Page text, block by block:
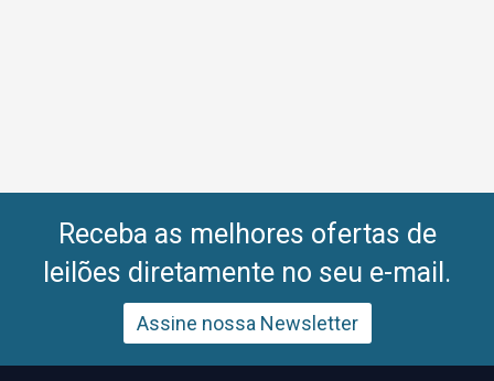
Receba as melhores ofertas de
leilões diretamente no seu e-mail.
Assine nossa Newsletter